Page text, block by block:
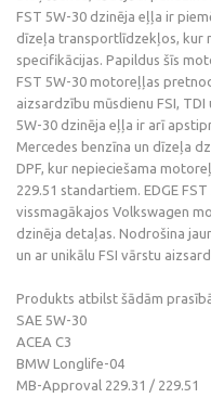
FST 5W-30 dzinēja eļļa ir
dīzeļa transportlīdzekļos, kur
specifikācijas. Papildus šīs
FST 5W-30 motoreļļas
aizsardzību mūsdienu FSI,
5W-30 dzinēja eļļa ir arī
Mercedes benzīna un dīzeļa
DPF, kur nepieciešama
229.51 standartiem. EDGE
vissmagākajos Volkswagen
dzinēja detaļas. Nodrošina
un ar unikālu FSI vārstu
Produkts atbilst šādām
SAE 5W-30
ACEA C3
BMW Longlife-04
MB-Approval 229.31 / 229.51